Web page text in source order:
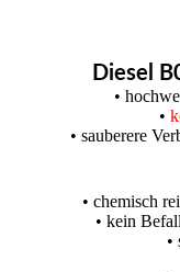
Diesel
•
•
• sauberere
• chemisch
• kein
•